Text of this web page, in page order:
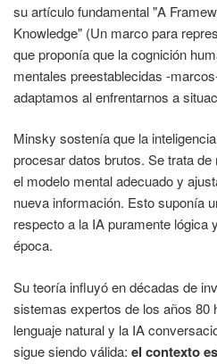
su artículo fundamental "A
Knowledge" (Un marco para
que proponía que la cognición
mentales preestablecidas -
adaptamos al enfrentarnos a
Minsky sostenía que la
procesar datos brutos. Se trata
el modelo mental adecuado y
nueva información. Esto suponía
respecto a la IA puramente lógica
época.
Su teoría influyó en décadas de
sistemas expertos de los años 80
lenguaje natural y la IA
sigue siendo válida: el contexto